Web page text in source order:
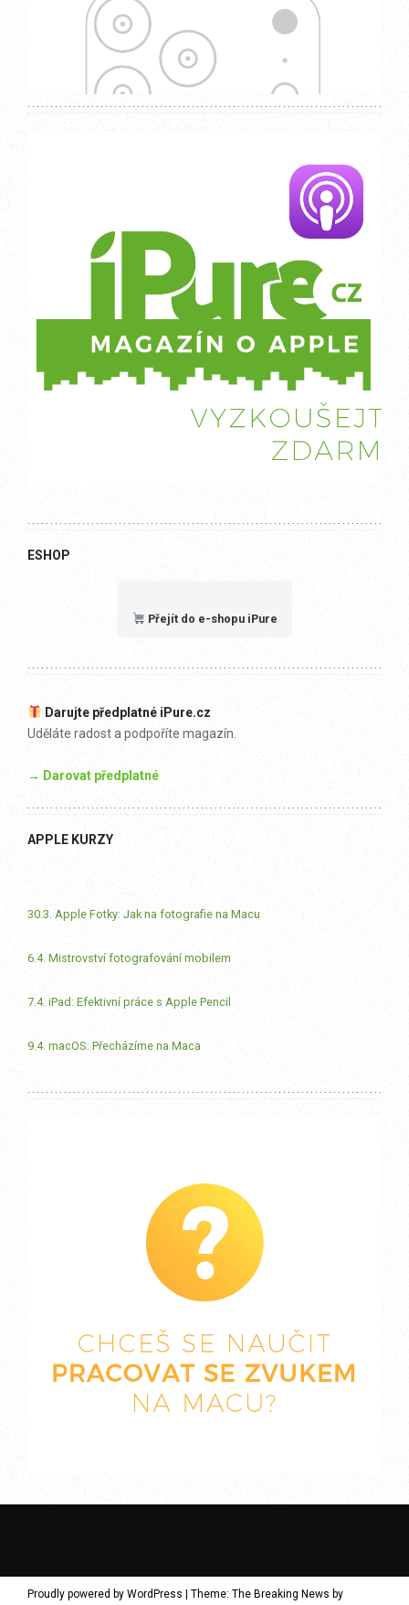
ESHOP
Přejít do e-shopu iPure
Darujte předplatné iPure.cz
Uděláte radost a podpoříte magazín.
→ Darovat předplatné
APPLE KURZY
30.3. Apple Fotky: Jak na fotografie na Macu
6.4. Mistrovství fotografování mobilem
7.4. iPad: Efektivní práce s Apple Pencil
9.4. macOS: Přecházíme na Maca
Proudly powered by WordPress | Theme: The Breaking News by